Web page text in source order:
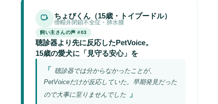
ちょびくん（15歳・トイプードル）
僧帽弁閉鎖不全症・肺水腫
飼い主さんの声 #03
聴診器より先に反応したPetVoice。
15歳の愛犬に「見守る安心」を
聴診器では分からなかったことが、
PetVoiceだけが反応していた。早期発見だった
ので大事に至りませんでした